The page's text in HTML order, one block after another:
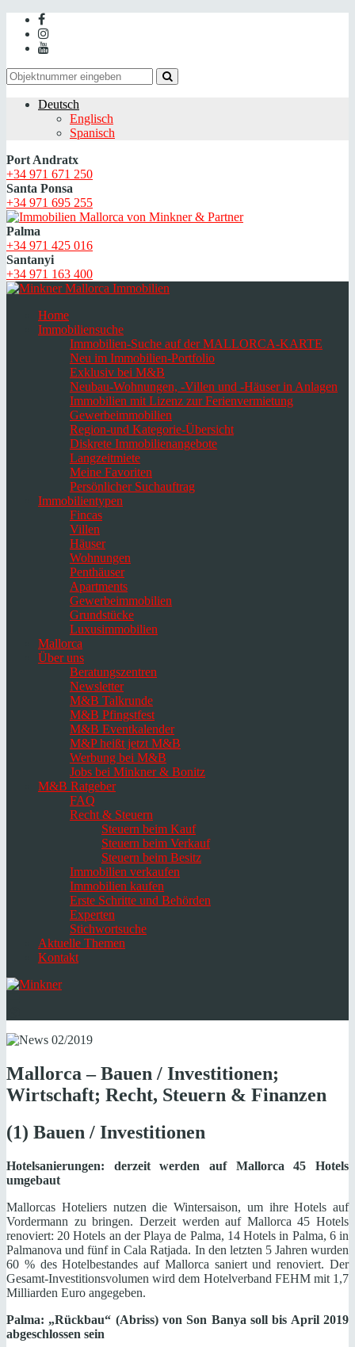
Deutsch
Englisch
Spanisch
Port Andratx
+34 971 671 250
Santa Ponsa
+34 971 695 255
Palma
+34 971 425 016
Santanyi
+34 971 163 400
Home
Immobiliensuche
Immobilien-Suche auf der MALLORCA-KARTE
Neu im Immobilien-Portfolio
Exklusiv bei M&B
Neubau-Wohnungen, -Villen und -Häuser in Anlagen
Immobilien mit Lizenz zur Ferienvermietung
Gewerbeimmobilien
Region-und Kategorie-Übersicht
Diskrete Immobilienangebote
Langzeitmiete
Meine Favoriten
Persönlicher Suchauftrag
Immobilientypen
Fincas
Villen
Häuser
Wohnungen
Penthäuser
Apartments
Gewerbeimmobilien
Grundstücke
Luxusimmobilien
Mallorca
Über uns
Beratungszentren
Newsletter
M&B Talkrunde
M&B Pfingstfest
M&B Eventkalender
M&P heißt jetzt M&B
Werbung bei M&B
Jobs bei Minkner & Bonitz
M&B Ratgeber
FAQ
Recht & Steuern
Steuern beim Kauf
Steuern beim Verkauf
Steuern beim Besitz
Immobilien verkaufen
Immobilien kaufen
Erste Schritte und Behörden
Experten
Stichwortsuche
Aktuelle Themen
Kontakt
Mallorca – Bauen / Investitionen;
Wirtschaft; Recht, Steuern & Finanzen
(1) Bauen / Investitionen
Hotelsanierungen: derzeit werden auf Mallorca 45 Hotels
umgebaut
Mallorcas Hoteliers nutzen die Wintersaison, um ihre Hotels auf
Vordermann zu bringen. Derzeit werden auf Mallorca 45 Hotels
renoviert: 20 Hotels an der Playa de Palma, 14 Hotels in Palma, 6 in
Palmanova und fünf in Cala Ratjada. In den letzten 5 Jahren wurden
60 % des Hotelbestandes auf Mallorca saniert und renoviert. Der
Gesamt-Investitionsvolumen wird dem Hotelverband FEHM mit 1,7
Milliarden Euro angegeben.
Palma: „Rückbau“ (Abriss) von Son Banya soll bis April 2019
abgeschlossen sein